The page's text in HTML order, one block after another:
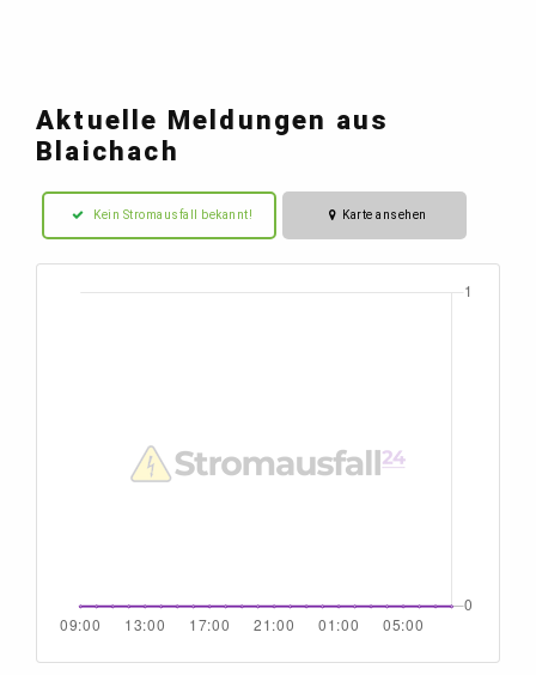
Aktuelle Meldungen aus
Blaichach
Kein Stromausfall bekannt! Karte ansehen